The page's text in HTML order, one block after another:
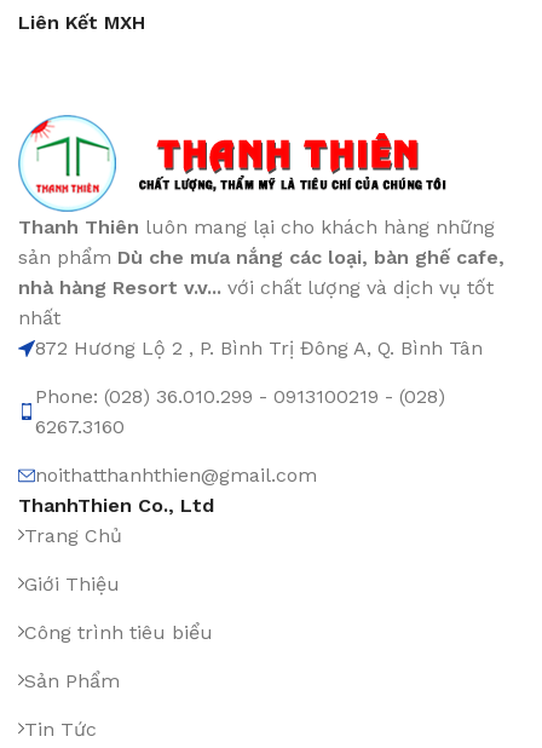
Liên Kết MXH
Thanh Thiên luôn mang lại cho khách hàng những
sản phẩm Dù che mưa nắng các loại, bàn ghế cafe,
nhà hàng Resort v.v... với chất lượng và dịch vụ tốt
nhất
872 Hương Lộ 2 , P. Bình Trị Đông A, Q. Bình Tân
Phone: (028) 36.010.299 - 0913100219 - (028)
6267.3160
noithatthanhthien@gmail.com
ThanhThien Co., Ltd
Trang Chủ
Giới Thiệu
Công trình tiêu biểu
Sản Phẩm
Tin Tức